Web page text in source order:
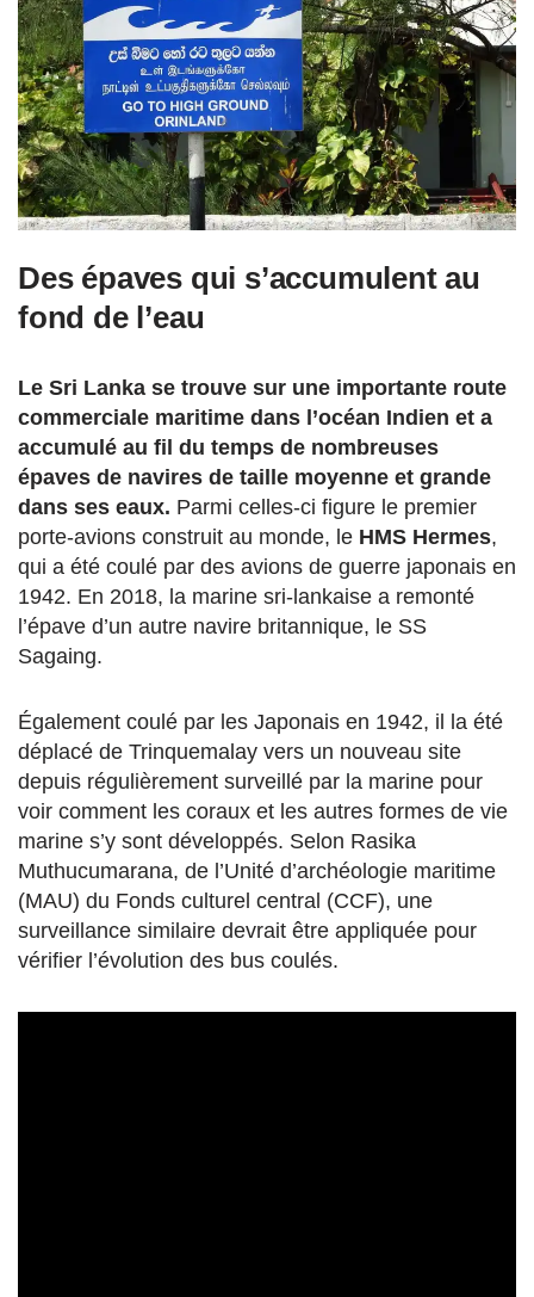
Des épaves qui s’accumulent au
fond de l’eau
Le Sri Lanka se trouve sur une importante route
commerciale maritime dans l’océan Indien et a
accumulé au fil du temps de nombreuses
épaves de navires de taille moyenne et grande
dans ses eaux. Parmi celles-ci figure le premier
porte-avions construit au monde, le HMS Hermes,
qui a été coulé par des avions de guerre japonais en
1942. En 2018, la marine sri-lankaise a remonté
l’épave d’un autre navire britannique, le SS
Sagaing.
Également coulé par les Japonais en 1942, il la été
déplacé de Trinquemalay vers un nouveau site
depuis régulièrement surveillé par la marine pour
voir comment les coraux et les autres formes de vie
marine s’y sont développés. Selon Rasika
Muthucumarana, de l’Unité d’archéologie maritime
(MAU) du Fonds culturel central (CCF), une
surveillance similaire devrait être appliquée pour
vérifier l’évolution des bus coulés.